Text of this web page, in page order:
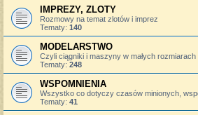
IMPREZY, ZLOTY
Rozmowy na temat zlotów i imprez
Tematy: 140
MODELARSTWO
Czyli ciągniki i maszyny w małych rozmiarach
Tematy: 248
WSPOMNIENIA
Wszystko co dotyczy czasów minionych,
Tematy: 41